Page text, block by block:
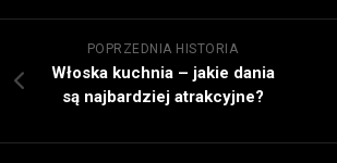
POPRZEDNIA HISTORIA
Włoska kuchnia – jakie dania
są najbardziej atrakcyjne?